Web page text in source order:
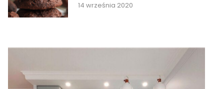
14 września 2020